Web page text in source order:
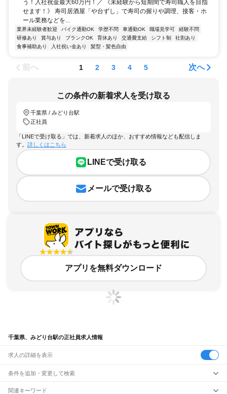
う！入社祝金最大60万円！／ 《未経験から短期間で寿司職人を目指
せます！》 寿司居酒屋「や台ずし」で寿司の握りや調理、接客・ホ
ール業務などを...
業界未経験者歓迎 バイク通勤OK 学歴不問 車通勤OK 職場見学可
経験不問
研修あり
賞与あり ブランクOK 育休あり 交通費支給 シフト制
社割あり
食事補助あり
入社祝い金あり 髪型・髪色自由
前へ 1 2 3 4 5 次へ
この条件の新着求人を受け取る
千葉県 / みどり台駅
正社員
「LINEで受け取る」では、新着求人のほか、おすすめ情報なども配信しま
す。 詳しくはこちら
LINEで受け取る
メールで受け取る
アプリを無料ダウンロード
千葉県、みどり台駅の正社員求人情報
求人の詳細を表示
条件を追加・変更して検索
市区町村を追加・変更
関連キーワード